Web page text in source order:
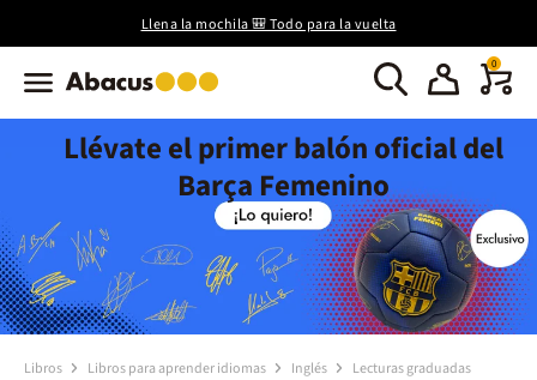
Llena la mochila 🎒 Todo para la vuelta
0
Llévate el primer balón oficial del
Barça Femenino
Libros Libros para aprender idiomas Inglés Lecturas graduadas